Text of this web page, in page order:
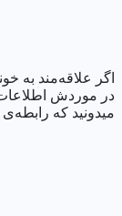
اگر علاقه‌مند به
در موردش
میدونید که